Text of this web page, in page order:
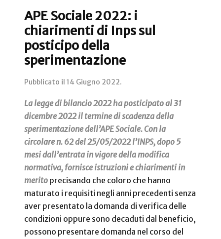
APE Sociale 2022: i
chiarimenti di Inps sul
posticipo della
sperimentazione
Pubblicato il 14 Giugno 2022.
La legge di bilancio 2022 ha posticipato al 31
dicembre 2022 il termine di scadenza della
sperimentazione dell’APE Sociale. Con la
circolare n. 62 del 25/05/2022 l’INPS, dopo 5
mesi dall’entrata in vigore della modifica
normativa, fornisce istruzioni e chiarimenti in
merito precisando che coloro che hanno
maturato i requisiti negli anni precedenti senza
aver presentato la domanda di verifica delle
condizioni oppure sono decaduti dal beneficio,
possono presentare domanda nel corso del